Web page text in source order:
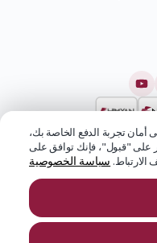
أمان تجربة الدفع الخاصة بك،
على "قبول"، فإنك توافق على
الارتباط. سياسة الخصوصية